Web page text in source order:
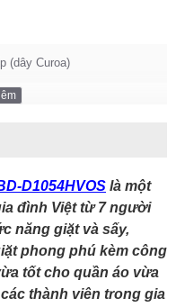
(dây Curoa)
D1054HVOS là một
đình Việt từ 7 người
năng giặt và sấy,
phong phú kèm công
tốt cho quần áo vừa
thành viên trong gia